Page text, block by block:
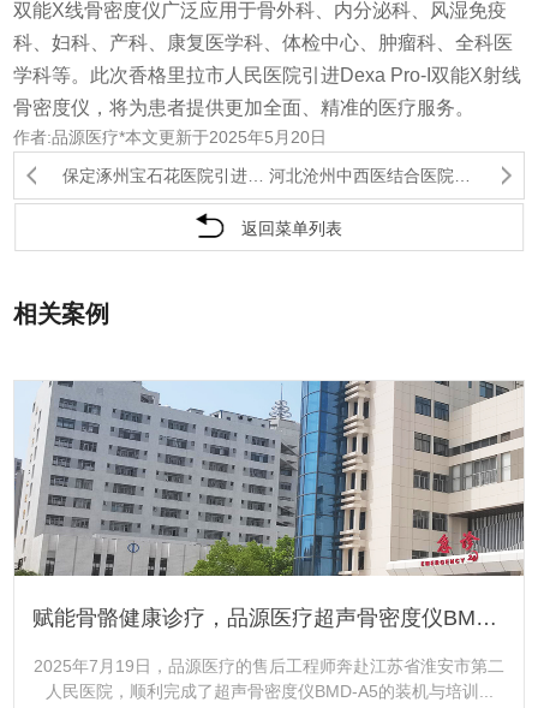
双能X线骨密度仪广泛应用于骨外科、内分泌科、风湿免疫
科、妇科、产科、康复医学科、体检中心、肿瘤科、全科医
学科等。此次香格里拉市人民医院引进Dexa Pro-I双能X射线
骨密度仪，将为患者提供更加全面、精准的医疗服务。
作者:品源医疗*本文更新于2025年5月20日
返回菜单列表
相关案例
赋能骨骼健康诊疗，品源医疗超声骨密度仪BMD-A5落地江苏省淮安市第二人民医院
2025年7月19日，品源医疗的售后工程师奔赴江苏省淮安市第二
人民医院，顺利完成了超声骨密度仪BMD-A5的装机与培训...